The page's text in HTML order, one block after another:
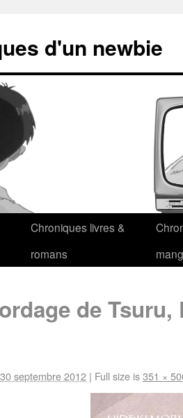
d'un newbie
Chroniques livres &
romans
de
30 septembre 2012 | Full size is351 ×